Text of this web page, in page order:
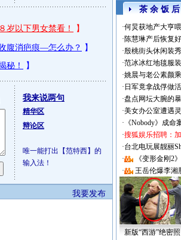
我来说两句
精华区
辩论区
唯一能打出【范特西】的
输入法！
我要发布
茶 余 饭 后
·何炅获地产大亨
·陈慧琳产后恢复
·殷桃街头休闲装
·范冰冰红地毯服
·姚晨与老公素颜
· 日军竟拿战俘做
·盘点网坛大腕的
·美女办公室遭遇
· 《Nobody》成命
·搜狐娱乐招聘：
·台北电玩展靓丽
·
《变形金刚2
·
王岳伦爆李湘
新版“西游”绝密照